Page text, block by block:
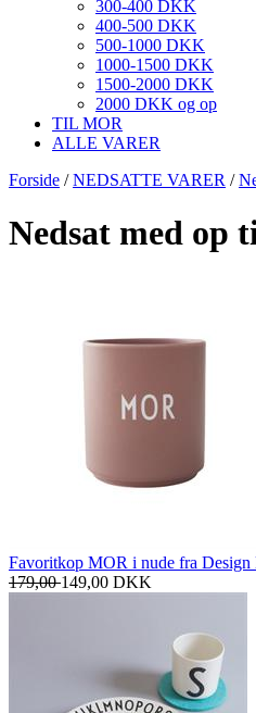
300-400 DKK
400-500 DKK
500-1000 DKK
1000-1500 DKK
1500-2000 DKK
2000 DKK og op
TIL MOR
ALLE VARER
Forside /NEDSATTE VARER /
Nedsat med op
Favoritkop MOR i nude fra Design
179,00149,00 DKK